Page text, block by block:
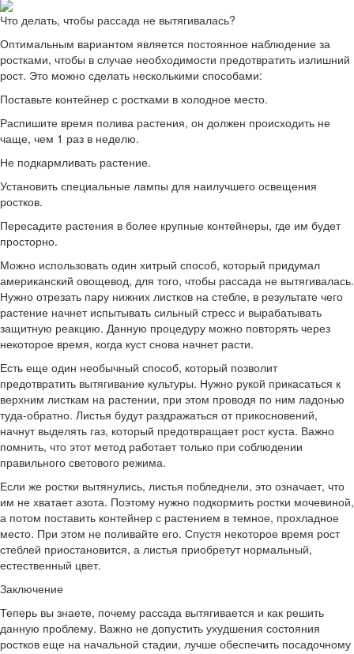
Что делать, чтобы рассада не вытягивалась?
Оптимальным вариантом является постоянное наблюдение за
ростками, чтобы в случае необходимости предотвратить излишний
рост. Это можно сделать несколькими способами:
Поставьте контейнер с ростками в холодное место.
Распишите время полива растения, он должен происходить не
чаще, чем 1 раз в неделю.
Не подкармливать растение.
Установить специальные лампы для наилучшего освещения
ростков.
Пересадите растения в более крупные контейнеры, где им будет
просторно.
Можно использовать один хитрый способ, который придумал
американский овощевод, для того, чтобы рассада не вытягивалась.
Нужно отрезать пару нижних листков на стебле, в результате чего
растение начнет испытывать сильный стресс и вырабатывать
защитную реакцию. Данную процедуру можно повторять через
некоторое время, когда куст снова начнет расти.
Есть еще один необычный способ, который позволит
предотвратить вытягивание культуры. Нужно рукой прикасаться к
верхним листкам на растении, при этом проводя по ним ладонью
туда-обратно. Листья будут раздражаться от прикосновений,
начнут выделять газ, который предотвращает рост куста. Важно
помнить, что этот метод работает только при соблюдении
правильного светового режима.
Если же ростки вытянулись, листья побледнели, это означает, что
им не хватает азота. Поэтому нужно подкормить ростки мочевиной,
а потом поставить контейнер с растением в темное, прохладное
место. При этом не поливайте его. Спустя некоторое время рост
стеблей приостановится, а листья приобретут нормальный,
естественный цвет.
Заключение
Теперь вы знаете, почему рассада вытягивается и как решить
данную проблему. Важно не допустить ухудшения состояния
ростков еще на начальной стадии, лучше обеспечить посадочному